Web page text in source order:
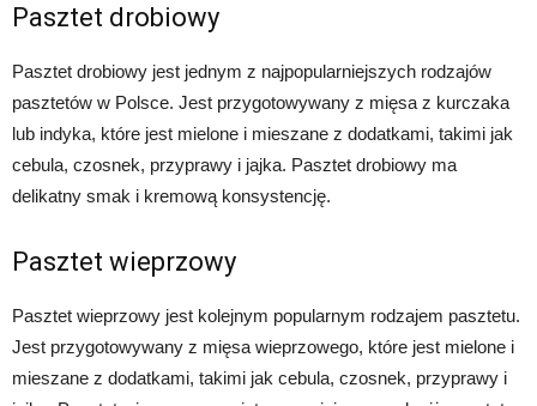
Pasztet drobiowy
Pasztet drobiowy jest jednym z najpopularniejszych rodzajów
pasztetów w Polsce. Jest przygotowywany z mięsa z kurczaka
lub indyka, które jest mielone i mieszane z dodatkami, takimi jak
cebula, czosnek, przyprawy i jajka. Pasztet drobiowy ma
delikatny smak i kremową konsystencję.
Pasztet wieprzowy
Pasztet wieprzowy jest kolejnym popularnym rodzajem pasztetu.
Jest przygotowywany z mięsa wieprzowego, które jest mielone i
mieszane z dodatkami, takimi jak cebula, czosnek, przyprawy i